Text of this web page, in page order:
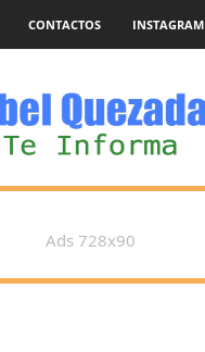
CONTACTOS INSTAGRAM
Ads 728x90